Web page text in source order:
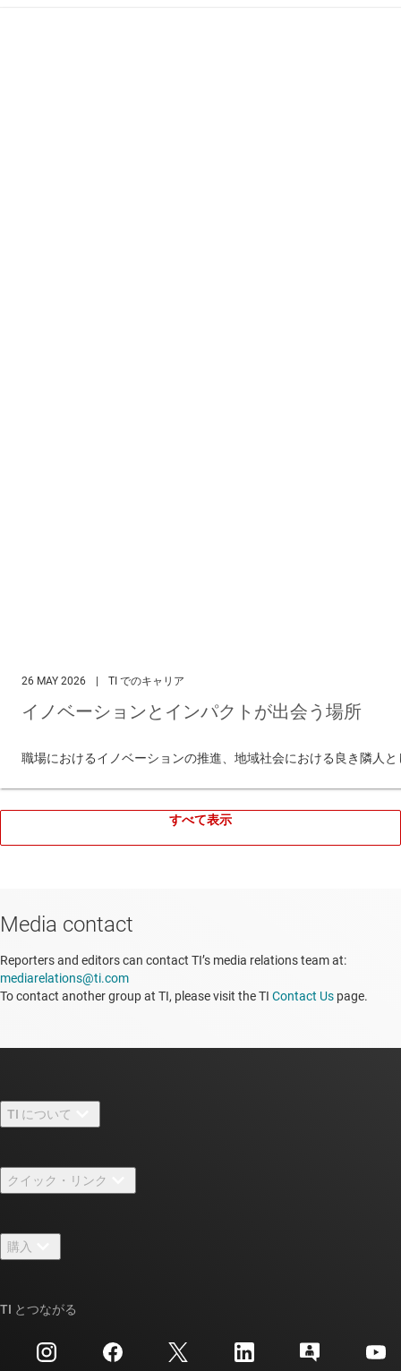
26 MAY 2026 | TI でのキャリア
イノベーションとインパクトが出会う場所
職場におけるイノベーションの推進、地域社会における良き隣人
すべて表示
Media contact
Reporters and editors can contact TI’s media relations team at:
mediarelations@ti.com
To contact another group at TI, please visit the TI Contact Us page.
TI について
採用情報
ニュース
イベント
投資家向け情報
クイック・リンク
TI E2E™ 設計サポート・フォーラム
クロスリファレンス検索
カスタマー・サポート・センター
購入
TI とつながる